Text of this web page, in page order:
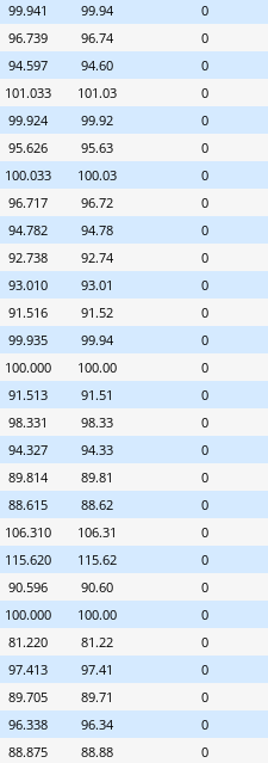
99.941 99.94 0
96.739 96.74 0
94.597 94.60 0
101.033 101.03 0
99.924 99.92 0
95.626 95.63 0
100.033 100.03 0
96.717 96.72 0
94.782 94.78 0
92.738 92.74 0
93.010 93.01 0
91.516 91.52 0
99.935 99.94 0
100.000 100.00 0
91.513 91.51 0
98.331 98.33 0
94.327 94.33 0
89.814 89.81 0
88.615 88.62 0
106.310 106.31 0
115.620 115.62 0
90.596 90.60 0
100.000 100.00 0
81.220 81.22 0
97.413 97.41 0
89.705 89.71 0
96.338 96.34 0
88.875 88.88 0